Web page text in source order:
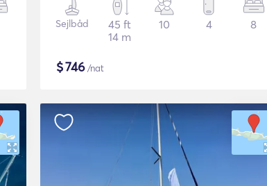
Sejlbåd
45 ft
14 m
10 4 8
$746/nat